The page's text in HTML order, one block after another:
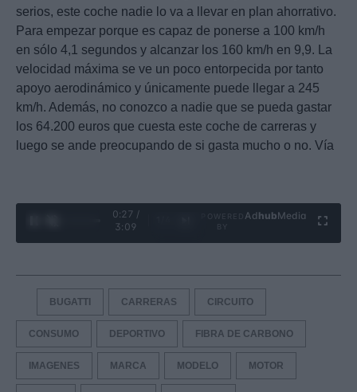
serios, este coche nadie lo va a llevar en plan ahorrativo.
Para empezar porque es capaz de ponerse a 100 km/h
en sólo 4,1 segundos y alcanzar los 160 km/h en 9,9. La
velocidad máxima se ve un poco entorpecida por tanto
apoyo aerodinámico y únicamente puede llegar a 245
km/h. Además, no conozco a nadie que se pueda gastar
los 64.200 euros que cuesta este coche de carreras y
luego se ande preocupando de si gasta mucho o no. Vía
0:28 /
3:09
Ad hubMedia
BUGATTI CARRERAS CIRCUITO
CONSUMO DEPORTIVO FIBRA DE CARBONO
IMAGENES MARCA MODELO MOTOR